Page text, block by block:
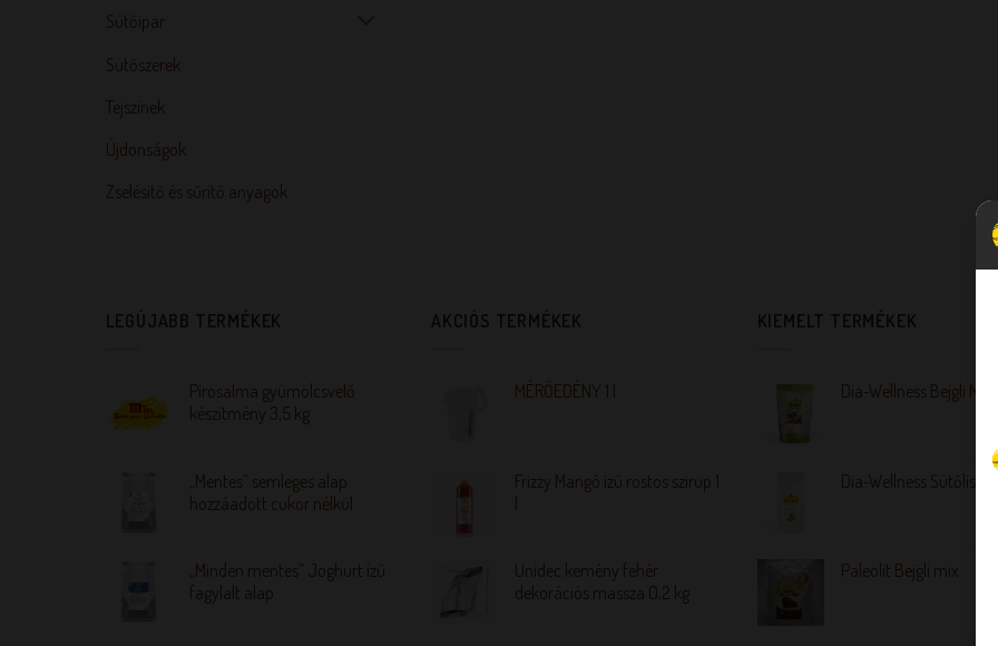
Sütőipar
Sütőszerek
Tejszínek
Újdonságok
Zselésítő és sűrítő anyagok
LEGÚJABB TERMÉKEK
Pirosalma gyümölcsvelő
készítmény 3,5 kg
„Mentes” semleges alap
hozzáadott cukor nélkül
„Minden mentes” Joghurt ízű
fagylalt alap
AKCIÓS TERMÉKEK
MÉRŐEDÉNY 1 l
Frizzy Mangó ízű rostos szirup 1
l
Unidec kemény fehér
dekorációs massza 0,2 kg
KIEMELT TERMÉKEK
Dia-Wellness Bejgli Mix
Dia-Wellness Sütőliszt
Paleolit Bejgli mix